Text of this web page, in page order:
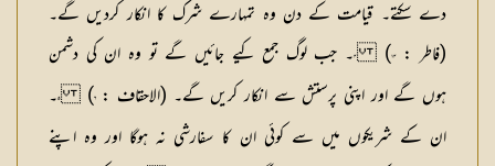
دے سکتے۔ قیامت کے دن وہ تمہارے شرک کا انکار کردیں گے۔
(فاطر :١٤)٤۔ جب لوگ جمع کیے جائیں گے تو وہ ان کی دشمن
ہوں گے اور اپنی پرستش سے انکار کریں گے۔ (الاحقاف :٦)٥۔
ان کے شریکوں میں سے کوئی ان کا سفارشی نہ ہوگا اور وہ اپنے